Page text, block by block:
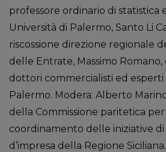
professore ordinario di statistica
Università di Palermo, Santo Li
riscossione direzione regionale
delle Entrate, Massimo
dottori commercialisti ed esperti
Palermo. Modera: Alberto
della Commissione paritetica
coordinamento delle iniziative di
d’impresa della Regione Siciliana.